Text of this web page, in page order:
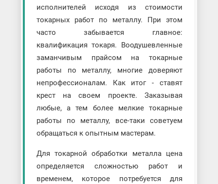
исполнителей исходя из стоимости
токарных работ по металлу. При этом
часто забывается главное:
квалификация токаря. Воодушевленные
заманчивым прайсом на токарные
работы по металлу, многие доверяют
непрофессионалам. Как итог - ставят
крест на своем проекте. Заказывая
любые, а тем более мелкие токарные
работы по металлу, все-таки советуем
обращаться к опытным мастерам.
Для токарной обработки металла цена
определяется сложностью работ и
временем, которое потребуется для